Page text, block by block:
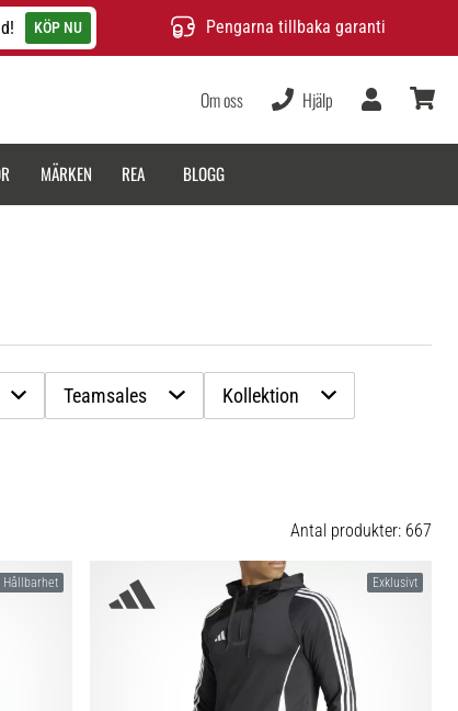
KÖP NU Pengarna tillbaka garanti
Om oss Hjälp
MÄRKEN REA BLOGG
Teamsales Kollektion
Antal produkter: 667
Hållbarhet Exklusivt